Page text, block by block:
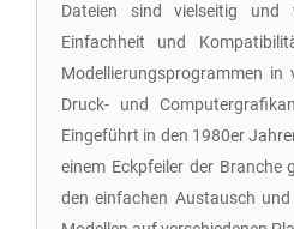
Dateien sind vielseitig und
Einfachheit und
Modellierungsprogrammen in
Druck- und
Eingeführt in den 1980er
einem Eckpfeiler der Branche
den einfachen Austausch